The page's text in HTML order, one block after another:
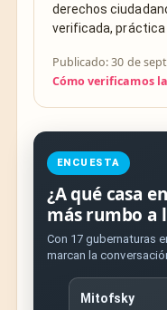
derechos
verificada, práctica
Publicado: 30 de
Cómo verificamos
ENCUESTA
¿A qué casa
más rumbo a
Con 17 gubernaturas
marcan la
Mitofsky